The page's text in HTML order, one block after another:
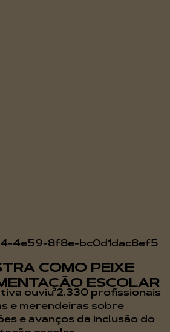
COMO PEIXE
ESCOLAR
ouviu 2.330 profissionais
e merendeiras sobre
e avanços da inclusão do